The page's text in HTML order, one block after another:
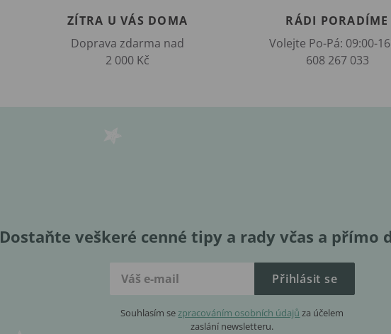
ZÍTRA U VÁS DOMA
Doprava zdarma nad
2 000 Kč
RÁDI PORADÍME
Volejte Po-Pá: 09:00-
608 267 033
Dostaňte veškeré cenné tipy a rady včas a přímo
Přihlásit se
Souhlasím se zpracováním osobních údajů za účelem
zaslání newsletteru.